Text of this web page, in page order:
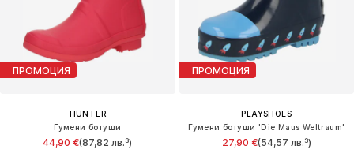
ПРОМОЦИЯ
HUNTER
Гумени ботуши
44,90 €(87,82 лв.³)
ПРОМОЦИЯ
PLAYSHOES
Гумени ботуши 'Die Maus Weltraum'
27,90 €(54,57 лв.³)